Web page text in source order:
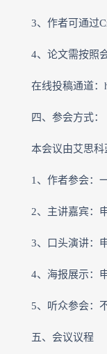
3、作者可通过
4、论文需按照
在线投稿通道：
四、参会方式：
本会议由艾思科
1、作者参会：
2、主讲嘉宾：
3、口头演讲：
4、海报展示：
5、听众参会：
五、会议议程